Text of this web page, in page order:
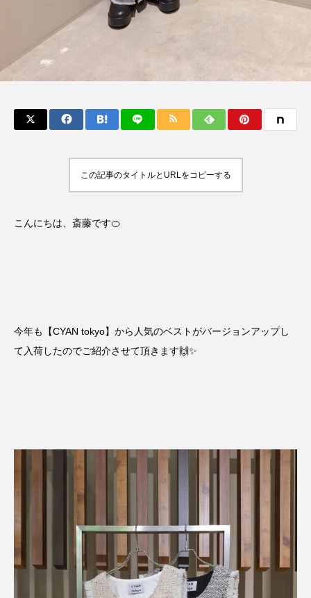
この記事のタイトルとURLをコピーする
こんにちは、斎藤です🍊
今年も【CYAN tokyo】から人気のベストがバージョンアップし
て入荷したのでご紹介させて頂きます🙌✨️